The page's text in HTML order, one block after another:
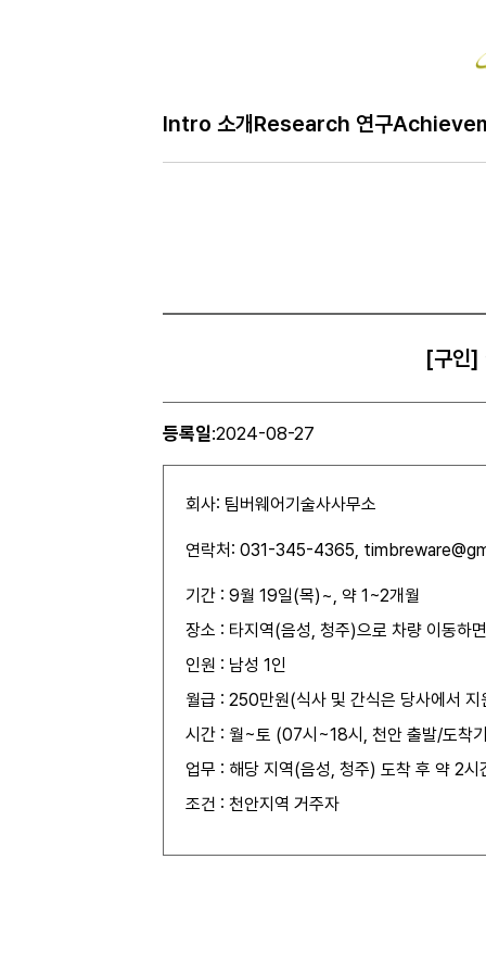
Intro 소개 Research 연구
[구인]
등록일:2024-08-27
회사: 팀버웨어기술사사무소
연락처: 031-345-4365,
기간 : 9월 19일(목)~, 약 1~2개월
장소 : 타지역(음성, 청주)으로 차량 이동하
인원 : 남성 1인
월급 : 250만원(식사 및 간식은 당사에서 지
시간 : 월~토 (07시~18시, 천안 출발/도착
업무 : 해당 지역(음성, 청주) 도착 후 약 2시
조건 : 천안지역 거주자